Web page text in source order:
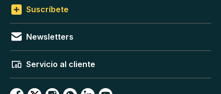
Suscríbete
Newsletters
Servicio al cliente